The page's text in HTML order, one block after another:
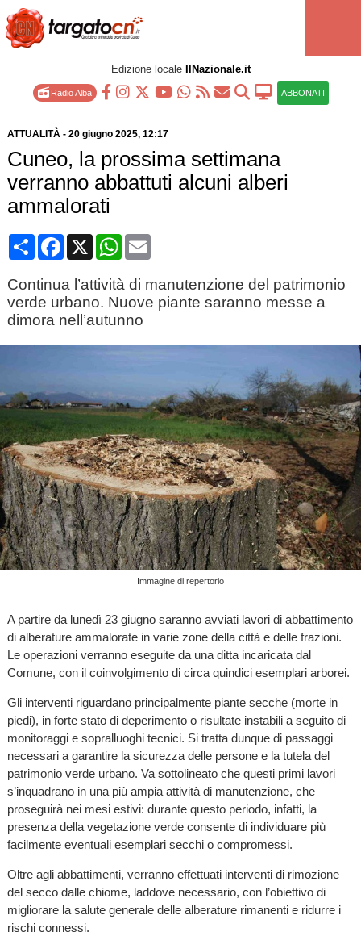
Edizione locale IlNazionale.it
Radio Alba ABBONATI
ATTUALITÀ- 20 giugno 2025, 12:17
Cuneo, la prossima settimana
verranno abbattuti alcuni alberi
ammalorati
CondividiFacebook
X WhatsApp
Email
Continua l’attività di manutenzione del patrimonio
verde urbano. Nuove piante saranno messe a
dimora nell’autunno
Immagine di repertorio
A partire da lunedì 23 giugno saranno avviati lavori di abbattimento
di alberature ammalorate in varie zone della città e delle frazioni.
Le operazioni verranno eseguite da una ditta incaricata dal
Comune, con il coinvolgimento di circa quindici esemplari arborei.
Gli interventi riguardano principalmente piante secche (morte in
piedi), in forte stato di deperimento o risultate instabili a seguito di
monitoraggi e sopralluoghi tecnici. Si tratta dunque di passaggi
necessari a garantire la sicurezza delle persone e la tutela del
patrimonio verde urbano. Va sottolineato che questi primi lavori
s’inquadrano in una più ampia attività di manutenzione, che
proseguirà nei mesi estivi: durante questo periodo, infatti, la
presenza della vegetazione verde consente di individuare più
facilmente eventuali esemplari secchi o compromessi.
Oltre agli abbattimenti, verranno effettuati interventi di rimozione
del secco dalle chiome, laddove necessario, con l’obiettivo di
migliorare la salute generale delle alberature rimanenti e ridurre i
rischi connessi.